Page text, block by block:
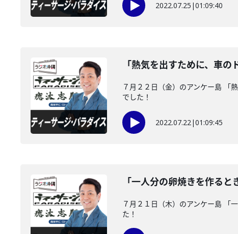
2022.07.25 |01:09:40
「熱気を出すために、車の
７月２２日（金）のアンケー島 「
でした！
2022.07.22|01:09:45
「一人分の卵焼きを作ると
７月２１日（木）のアンケー島
た！